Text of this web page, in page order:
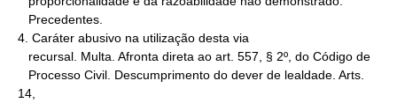
4. Caráter abusivo na utilização desta via
14,